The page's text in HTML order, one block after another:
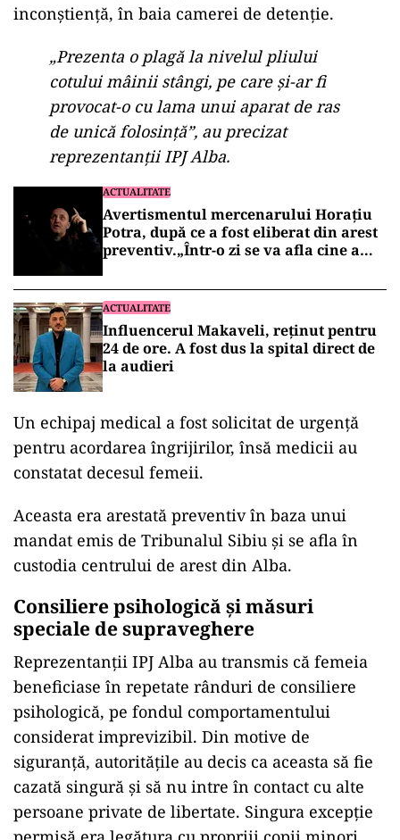
inconștiență, în baia camerei de detenție.
„Prezenta o plagă la nivelul pliului
cotului mâinii stângi, pe care și-ar fi
provocat-o cu lama unui aparat de ras
de unică folosință”, au precizat
reprezentanții IPJ Alba.
ACTUALITATE
Avertismentul mercenarului Horațiu
Potra, după ce a fost eliberat din arest
preventiv.„Într-o zi se va afla cine a
ACTUALITATE
Influencerul Makaveli, reținut pentru
24 de ore. A fost dus la spital direct de
la audieri
Un echipaj medical a fost solicitat de urgență
pentru acordarea îngrijirilor, însă medicii au
constatat decesul femeii.
Aceasta era arestată preventiv în baza unui
mandat emis de Tribunalul Sibiu și se afla în
custodia centrului de arest din Alba.
Consiliere psihologică și măsuri
speciale de supraveghere
Reprezentanții IPJ Alba au transmis că femeia
beneficiase în repetate rânduri de consiliere
psihologică, pe fondul comportamentului
considerat imprevizibil. Din motive de
siguranță, autoritățile au decis ca aceasta să fie
cazată singură și să nu intre în contact cu alte
persoane private de libertate. Singura excepție